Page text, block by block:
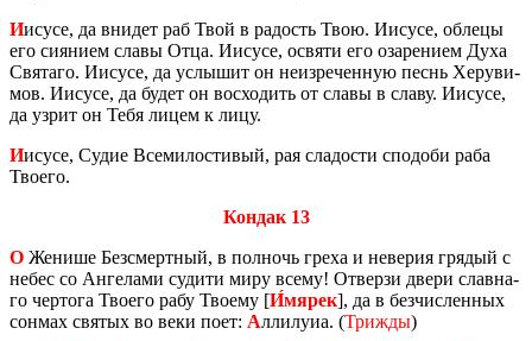
Иисусе, да вни­дет раб Твой в ра­дость Твою. Иису­се, об­ле­цы
его си­я­ни­ем славы Отца. Иису­се, освя­ти его оза­ре­ни­ем Духа
Свя­та­го. Иису­се, да услы­шит он неиз­ре­чен­ную песнь Хе­ру­ви­
мов. Иису­се, да будет он вос­хо­дить от славы в славу. Иису­се,
да узрит он Тебя лицем к лицу.
Иисусе, Судие Все­ми­ло­сти­вый, рая сла­до­сти спо­до­би раба
Тво­е­го.
Кондак 13
О Же­ни­ше Без­смерт­ный, в пол­ночь греха и неве­рия гря­дый с
небес со Ан­ге­ла­ми су­ди­ти миру всему! От­вер­зи двери слав­на­
го чер­то­га Тво­е­го рабу Тво­е­му [И́мярек], да в без­чис­лен­ных
сон­мах свя­тых во веки поет: Алли­лу­иа. (Три­жды)